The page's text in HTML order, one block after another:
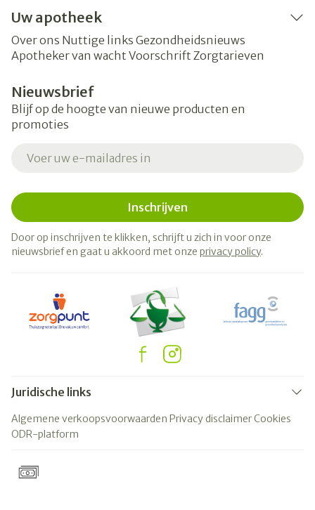
Uw apotheek
Over ons Nuttige links Gezondheidsnieuws
Apotheker van wacht Voorschrift Zorgtarieven
Nieuwsbrief
Blijf op de hoogte van nieuwe producten en
promoties
Inschrijven
Door op inschrijven te klikken, schrijft u zich in voor onze
nieuwsbrief en gaat u akkoord met onze privacy policy.
Juridische links
Algemene verkoopsvoorwaarden Privacy disclaimerCookies
ODR-platform